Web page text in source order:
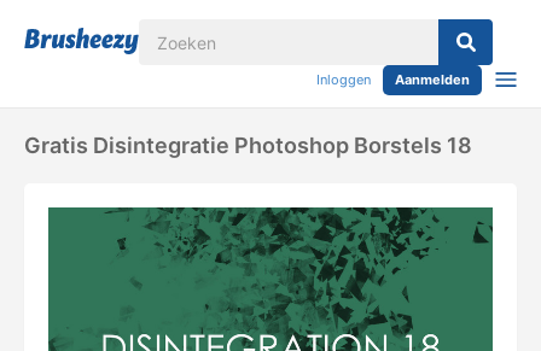
Inloggen Aanmelden
Gratis Disintegratie Photoshop Borstels 18